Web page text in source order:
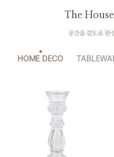
The
공간을 감도로 완
HOME DECO